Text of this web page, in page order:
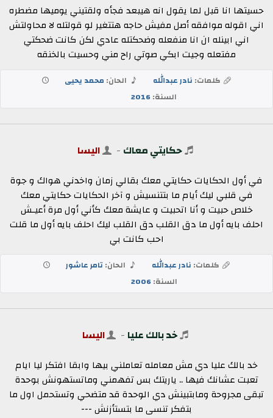
حسيتها انا قبل لما يقول انه هيبعد فجأه ولقتيني يوميها مضطره
اني اقوله موافقه أصل مفيش حاجه هتتغير لو قولتله لا محاولتش
اني ابينله ان انا منفعله وضحكتله عادي لكن كانت ضحكتي
مفتعله وجيت ابكي صوتي راح مني وحسيت بالخنقه
كلمات: نادر عبدالله الحان: محمد يحيى
السنة:2016
حكايتي معاك - اليسا
في أول الحكايات حكايتي معك بقالي زمان واخدني هواك و جوة
في قلبي ليك أيام ما بتتنسيش و آخر الحكايات حكايتي معك
خلاص حبيت و أنا اتحبيت و عايشة معك كأني أول مرة أعيـش
احلف بايه أول ما دق القلب دق القلب ليك احلف بايه أول ما قلت
احب كانت بي
كلمات: نادر عبدالله الحان:تامر عاشور
السنة:2006
خد بالك عليا - اليسا
خد بالك عليا دي مش معامله تعاملني بيها وابقا افتكر ليا ايام
تعبت عشانك فيها .. ياريتك بس تفهمني وماتستهونش بوحدة
تبقى مجروحة ومابتبينش دي الوحدة قد متضحي وتستحمل اول ما
بتفكر تنسى ما بتستأزنش ---